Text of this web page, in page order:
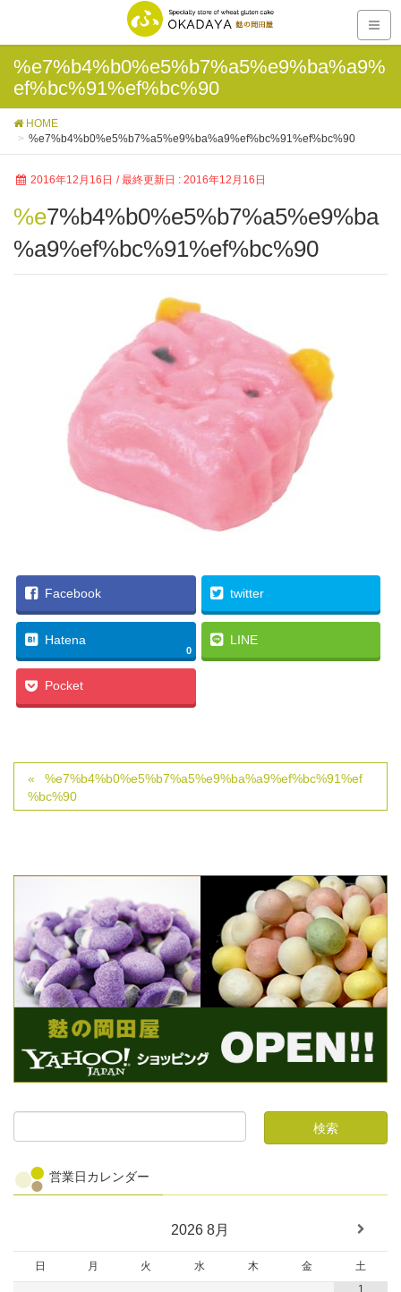
%e7%b4%b0%e5%b7%a5%e9%ba%a9%
ef%bc%91%ef%bc%90
HOME
%e7%b4%b0%e5%b7%a5%e9%ba%a9%ef%bc%91%ef%bc%90
2016年12月16日 / 最終更新日 : 2016年12月16日
%e7%b4%b0%e5%b7%a5%e9%ba
%a9%ef%bc%91%ef%bc%90
Facebook twitter
Hatena
0
LINE
Pocket
%e7%b4%b0%e5%b7%a5%e9%ba%a9%ef%bc%91%ef
%bc%90
営業日カレンダー
2026 8月
日 月 火 水 木 金
土